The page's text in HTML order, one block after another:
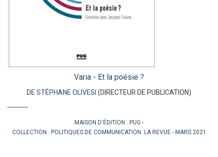
Varia - Et la poésie ?
DE STÉPHANE OLIVESI (DIRECTEUR DE PUBLICATION)
MAISON D'ÉDITION : PUG
COLLECTION : POLITIQUES DE COMMUNICATION. LA REVUE MARS 2021